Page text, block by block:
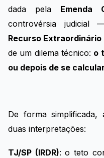
dada pela Emenda
controvérsia judicial
Recurso Extraordinário
de um dilema técnico: o
ou depois de se
De forma simplificada,
duas interpretações:
TJ/SP (IRDR): o teto